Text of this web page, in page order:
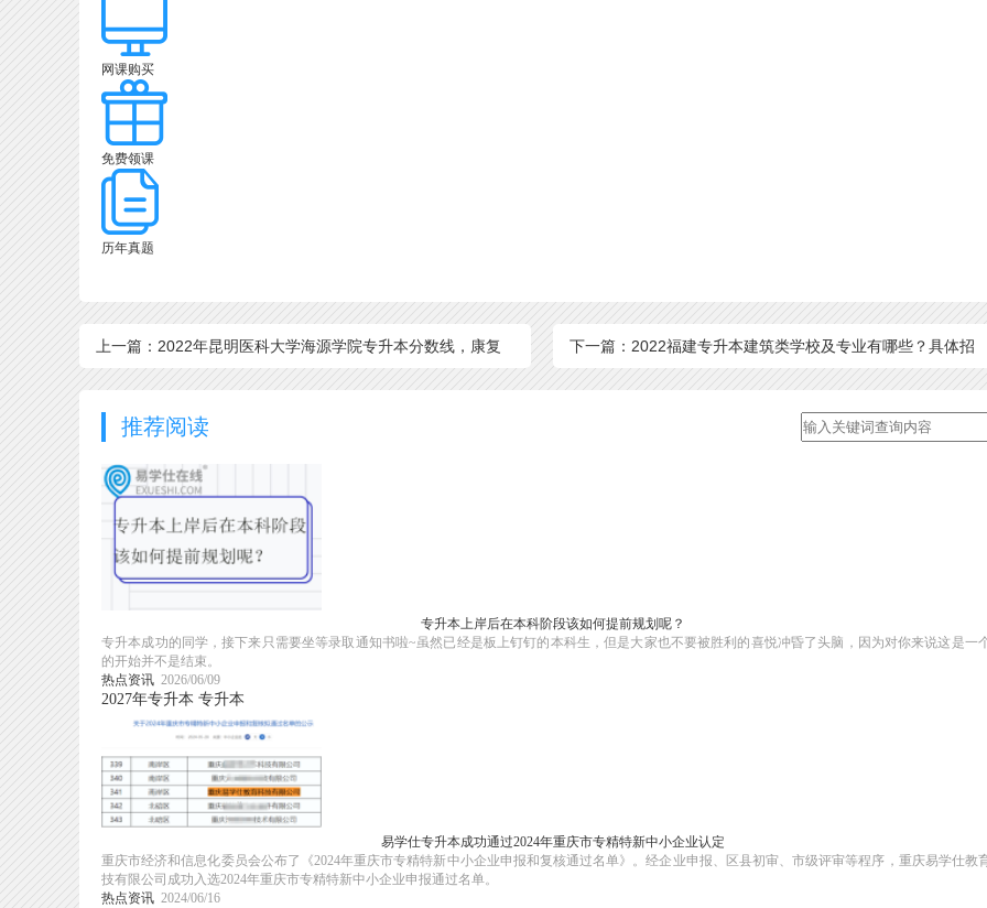
网课购买
免费领课
历年真题
上一篇：2022年昆明医科大学海源学院专升本分数线，康复
治疗学最低
下一篇：2022福建专升本建筑类学校及专业有哪些？具体招
多少人
推荐阅读
专升本上岸后在本科阶段该如何提前规划呢？
专升本成功的同学，接下来只需要坐等录取通知书啦~虽然已经是板上钉钉的本科生，但是大家也不要被胜利的喜悦冲昏了头脑，因为对你来说这是一
的开始并不是结束。
热点资讯 2026/06/09
2027年专升本 专升本
易学仕专升本成功通过2024年重庆市专精特新中小企业认定
重庆市经济和信息化委员会公布了《2024年重庆市专精特新中小企业申报和复核通过名单》。经企业申报、区县初审、市级评审等程序，重庆易学仕教
技有限公司成功入选2024年重庆市专精特新中小企业申报通过名单。
热点资讯 2024/06/16